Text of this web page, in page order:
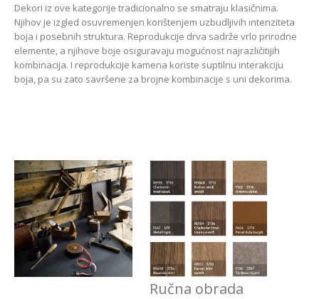
Dekori iz ove kategorije tradicionalno se smatraju klasičnima.
Njihov je izgled osuvremenjen korištenjem uzbudljivih intenziteta
boja i posebnih struktura. Reprodukcije drva sadrže vrlo prirodne
elemente, a njihove boje osiguravaju mogućnost najrazličitijih
kombinacija. I reprodukcije kamena koriste suptilnu interakciju
boja, pa su zato savršene za brojne kombinacije s uni dekorima.
Ručna obrada